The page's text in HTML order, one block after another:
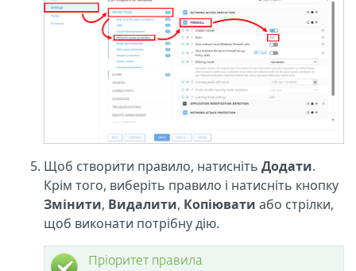
Щоб створити правило, натисніть Додати.
Крім того, виберіть правило і натисніть кнопку
Змінити, Видалити, Копіювати або стрілки,
щоб виконати потрібну дію.
Пріоритет правила